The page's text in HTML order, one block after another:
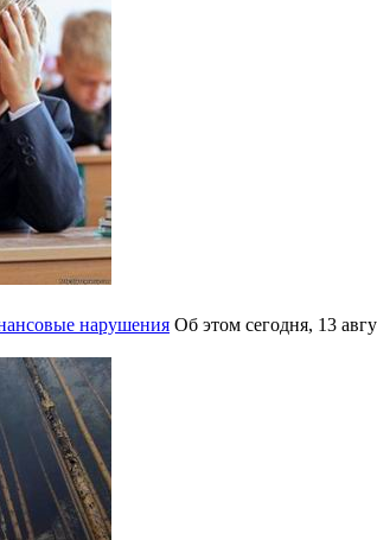
нарушения Об этом сегодня, 13